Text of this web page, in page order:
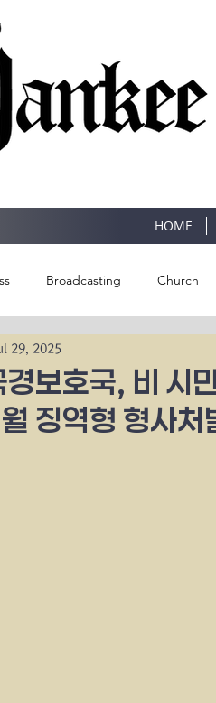
HOME
Broadcasting Church
경보호국, 비 시
징역형 형사처
29, 2025